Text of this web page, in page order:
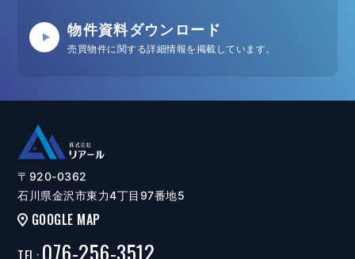
物件資料ダウンロード
売買物件に関する詳細情報を掲載しています。
〒920-0362
石川県金沢市東力4丁目97番地5
GOOGLE MAP
076-256-3512